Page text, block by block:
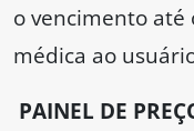
o vencimento
médica ao
PAINEL DE